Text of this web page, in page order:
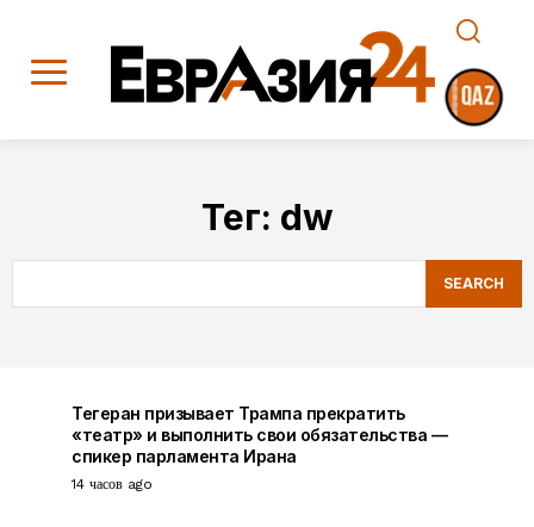
Тег: dw
SEARCH
Тегеран призывает Трампа прекратить
«театр» и выполнить свои обязательства —
спикер парламента Ирана
14 часов ago